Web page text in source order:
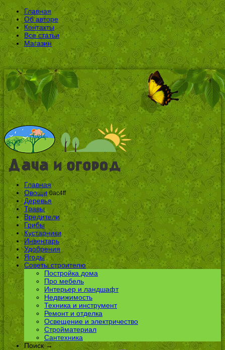
Главная
Об авторе
Контакты
Все статьи
Магазин
Главная
Овощи 0ac4ff
Деревья
Травы
Вредители
Грибы
Кустарники
Инвентарь
Удобрения
Ягоды
Советы строителю
Постройка дома
Про мебель
Интерьер и ландшафт
Недвижимость
Техника и инструмент
Ремонт и отделка
Освещение и электричество
Стройматериал
Сантехника
Поиск →